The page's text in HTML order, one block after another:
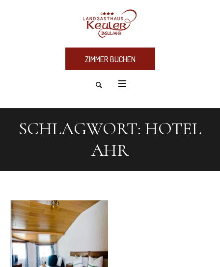
ZIMMER BUCHEN
SCHLAGWORT: HOTEL
AHR